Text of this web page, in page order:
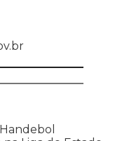
Handebol